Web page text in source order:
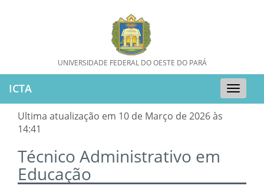
UNIVERSIDADE FEDERAL DO OESTE DO PARÁ
Toggle
ICTA
Ultima atualização em 10 de Março de 2026 às
14:41
Técnico Administrativo em
Educação